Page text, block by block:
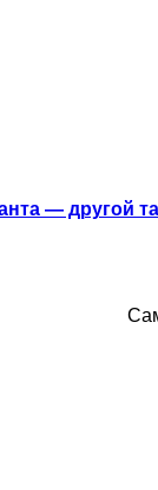
— другой